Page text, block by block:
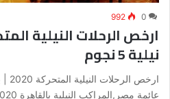
0
992
نيلية 5 نجوم